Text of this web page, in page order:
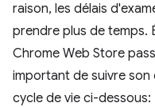
raison, les délais
prendre plus de temps.
Chrome Web Store
important de suivre son
cycle de vie ci-dessous: